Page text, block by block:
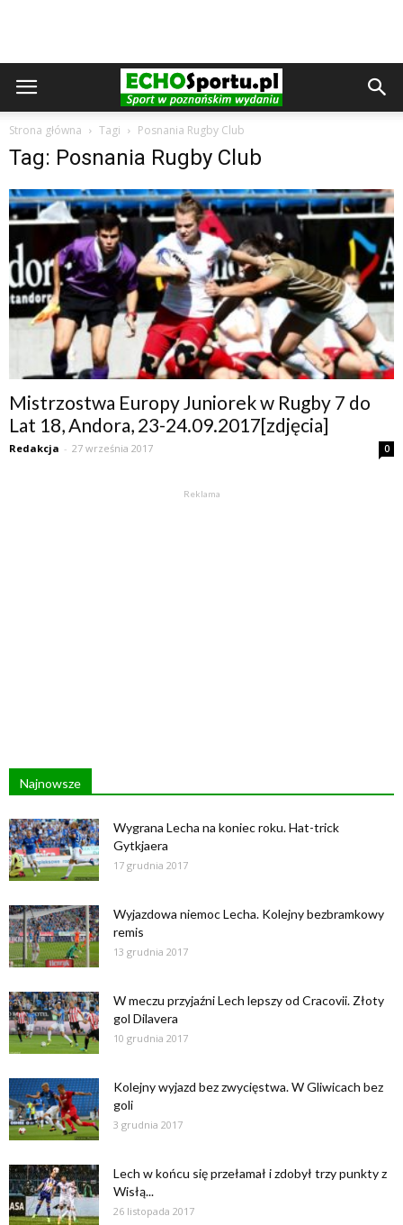
Strona główna Tagi Posnania Rugby Club
Tag: Posnania Rugby Club
Mistrzostwa Europy Juniorek w Rugby 7 do
Lat 18, Andora, 23-24.09.2017[zdjęcia]
Redakcja - 27 września 2017 0
Reklama
Najnowsze
Wygrana Lecha na koniec roku. Hat-trick
Gytkjaera
17 grudnia 2017
Wyjazdowa niemoc Lecha. Kolejny bezbramkowy
remis
13 grudnia 2017
W meczu przyjaźni Lech lepszy od Cracovii. Złoty
gol Dilavera
10 grudnia 2017
Kolejny wyjazd bez zwycięstwa. W Gliwicach bez
goli
3 grudnia 2017
Lech w końcu się przełamał i zdobył trzy punkty z
Wisłą...
26 listopada 2017